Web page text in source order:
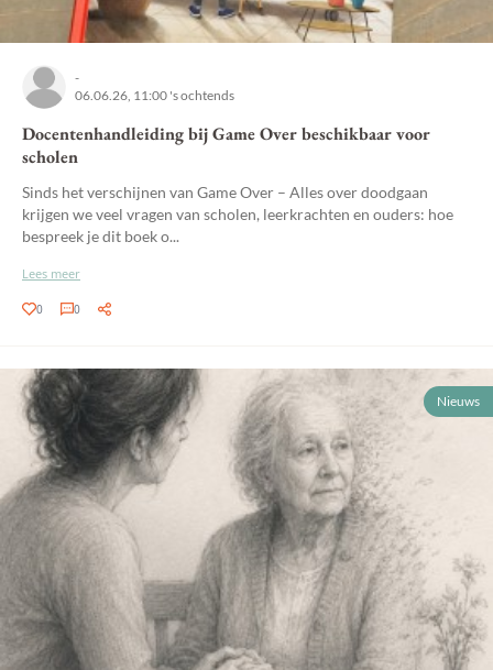
-
06.06.26, 11:00 's ochtends
Docentenhandleiding bij Game Over beschikbaar voor
scholen
Sinds het verschijnen van Game Over – Alles over doodgaan
krijgen we veel vragen van scholen, leerkrachten en ouders: hoe
bespreek je dit boek o...
Lees meer
0 0
Nieuws